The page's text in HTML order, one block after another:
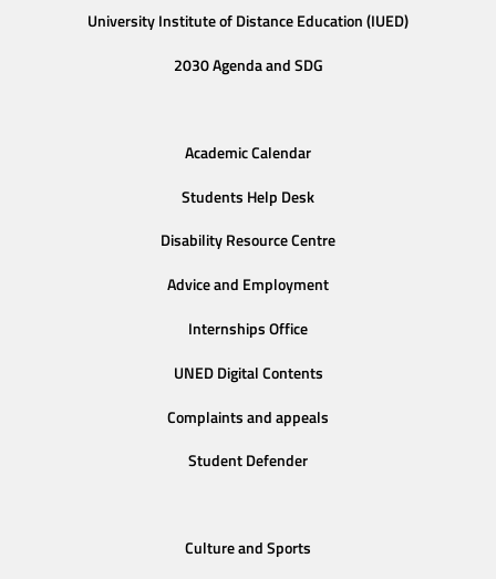
University Institute of Distance Education (IUED)
2030 Agenda and SDG
Academic Calendar
Students Help Desk
Disability Resource Centre
Advice and Employment
Internships Office
UNED Digital Contents
Complaints and appeals
Student Defender
Culture and Sports